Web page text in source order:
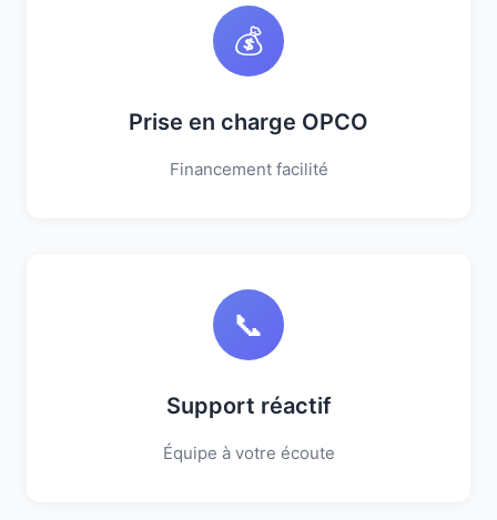
💰
Prise en charge OPCO
Financement facilité
📞
Support réactif
Équipe à votre écoute